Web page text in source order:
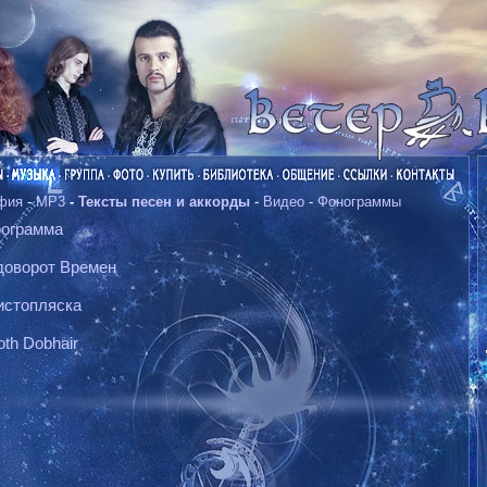
-MP3 - Тексты песен и аккорды - Видео - Фонограммы
Времен
Dobhair